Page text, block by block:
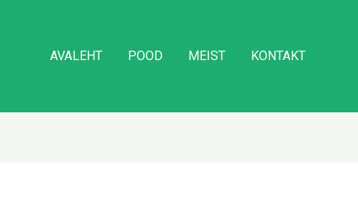
AVALEHT POOD MEIST KONTAKT